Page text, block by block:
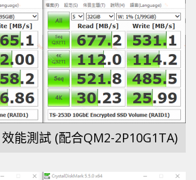
能測試 (配合QM2-2P10G1TA)